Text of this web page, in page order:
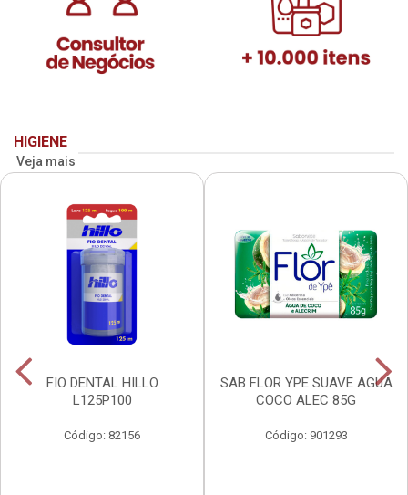
HIGIENE
Veja mais
FIO DENTAL HILLO
L125P100
Código: 82156
SAB FLOR YPE SUAVE AGUA
COCO ALEC 85G
Código: 901293